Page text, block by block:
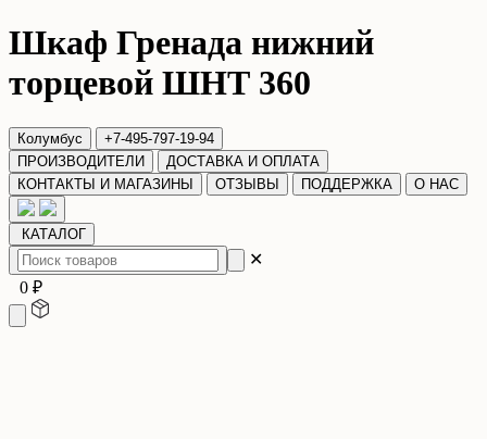
Шкаф Гренада нижний
торцевой ШНТ 360
Колумбус
+7-495-797-19-94
ПРОИЗВОДИТЕЛИ
ДОСТАВКА И ОПЛАТА
КОНТАКТЫ И МАГАЗИНЫ
ОТЗЫВЫ ПОДДЕРЖКА О НАС
КАТАЛОГ
✕
0 ₽